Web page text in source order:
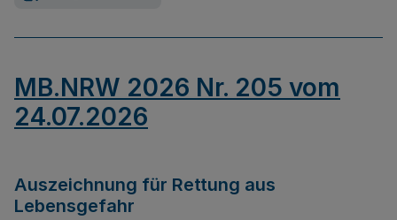
MB.NRW 2026 Nr. 205 vom
24.07.2026
Auszeichnung für Rettung aus
Lebensgefahr